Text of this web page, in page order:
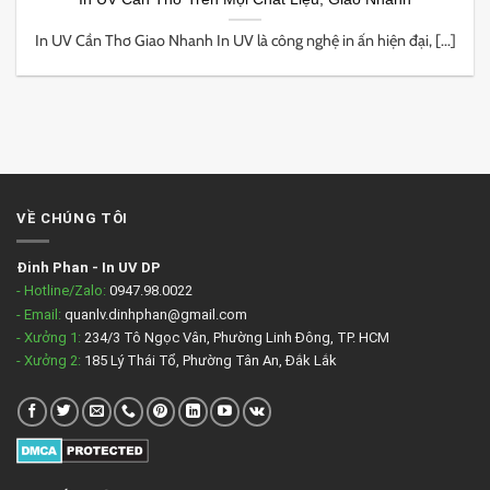
In UV Cần Thơ Giao Nhanh In UV là công nghệ in ấn hiện đại, [...]
VỀ CHÚNG TÔI
Đinh Phan - In UV DP
- Hotline/Zalo: 0947.98.0022
- Email: quanlv.dinhphan@gmail.com
- Xưởng 1: 234/3 Tô Ngọc Vân, Phường Linh Đông, TP. HCM
- Xưởng 2: 185 Lý Thái Tổ, Phường Tân An, Đắk Lắk